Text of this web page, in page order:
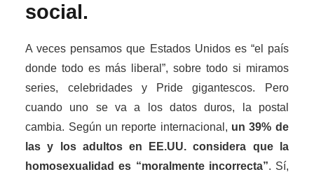
social.
A veces pensamos que Estados Unidos es “el país
donde todo es más liberal”, sobre todo si miramos
series, celebridades y Pride gigantescos. Pero
cuando uno se va a los datos duros, la postal
cambia. Según un reporte internacional, un 39% de
las y los adultos en EE.UU. considera que la
homosexualidad es “moralmente incorrecta”. Sí,